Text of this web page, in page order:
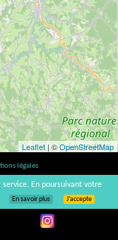
Leaflet | ©OpenStreetMap
légales
avec modération. |
En poursuivant votre
En savoir plus J’accepte